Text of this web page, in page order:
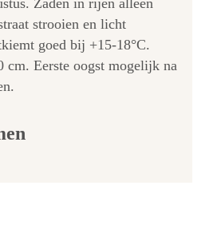
Zaden in rijen alleen
strooien en licht
goed bij +15-18°C.
cm. Eerste oogst mogelijk na